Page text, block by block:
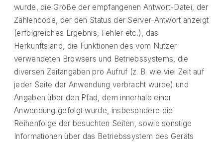
wurde, die Größe der empfangenen Antwort-Datei, der
Zahlencode, der den Status der Server-Antwort anzeigt
(erfolgreiches Ergebnis, Fehler etc.), das
Herkunftsland, die Funktionen des vom Nutzer
verwendeten Browsers und Betriebssystems, die
diversen Zeitangaben pro Aufruf (z. B. wie viel Zeit auf
jeder Seite der Anwendung verbracht wurde) und
Angaben über den Pfad, dem innerhalb einer
Anwendung gefolgt wurde, insbesondere die
Reihenfolge der besuchten Seiten, sowie sonstige
Informationen über das Betriebssystem des Geräts